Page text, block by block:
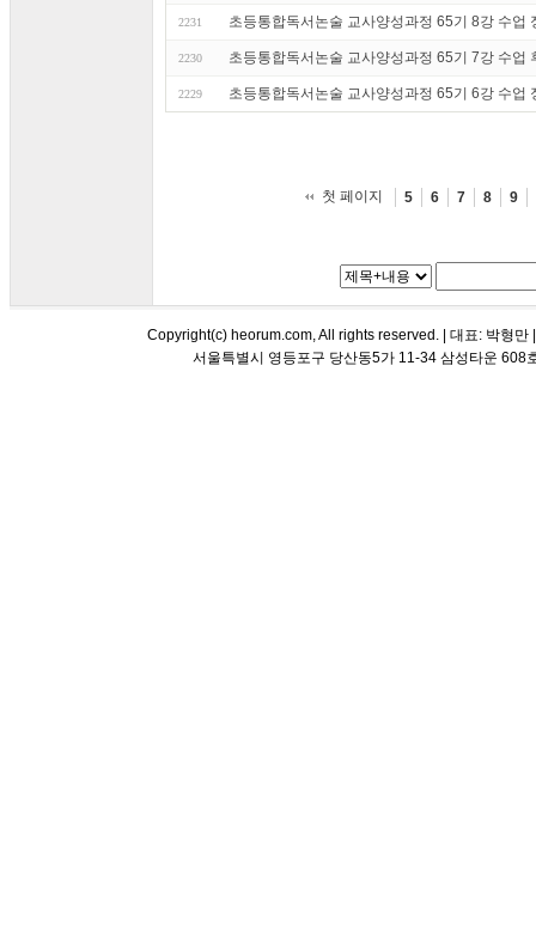
2231 초등통합독서논술 교사양성과정 65기 8강 수업
2230 초등통합독서논술 교사양성과정 65기 7강 수업
2229 초등통합독서논술 교사양성과정 65기 6강 수업
첫 페이지 5 6 7 8 9
Copyright(c) heorum.com, All rights reserved. | 대표: 박형
서울특별시 영등포구 당산동5가 11-34 삼성타운